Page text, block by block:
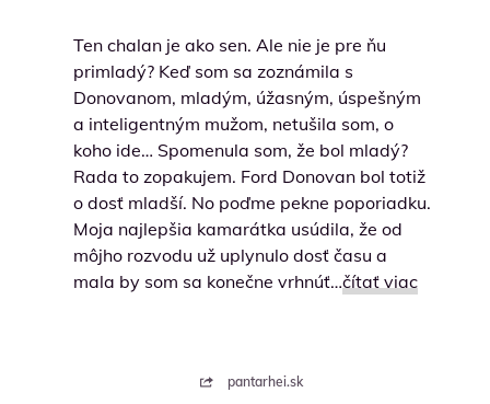
Ten chalan je ako sen. Ale nie je pre ňu
primladý? Keď som sa zoznámila s
Donovanom, mladým, úžasným, úspešným
a inteligentným mužom, netušila som, o
koho ide… Spomenula som, že bol mladý?
Rada to zopakujem. Ford Donovan bol totiž
o dosť mladší. No poďme pekne poporiadku.
Moja najlepšia kamarátka usúdila, že od
môjho rozvodu už uplynulo dosť času a
mala by som sa konečne vrhnúť…čítať viac
pantarhei.sk